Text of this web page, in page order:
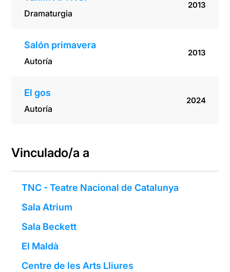
Dramaturgia
2013
Salón primavera
Autoría
2013
El gos
Autoría
2024
Vinculado/a a
TNC - Teatre Nacional de Catalunya
Sala Atrium
Sala Beckett
El Maldà
Centre de les Arts Lliures